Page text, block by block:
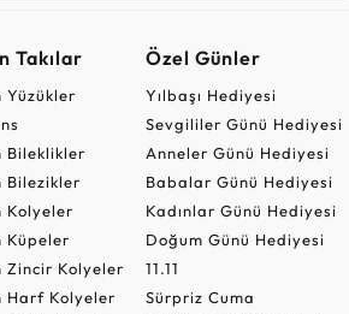
Takılar
Yüzükler
Bileklikler
Bilezikler
Kolyeler
Küpeler
Zincir Kolyeler
Harf Kolyeler
Özel Günler
Yılbaşı Hediyesi
Sevgililer Günü Hediyesi
Anneler Günü Hediyesi
Babalar Günü Hediyesi
Kadınlar Günü Hediyesi
Doğum Günü Hediyesi
11.11
Sürpriz Cuma